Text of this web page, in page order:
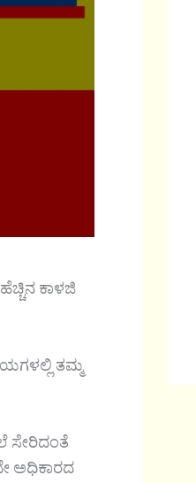
ಕಾಳಜಿ
ತಮ್ಮ
ಸೇರಿದಂತೆ
ಅಧಿಕಾರದ